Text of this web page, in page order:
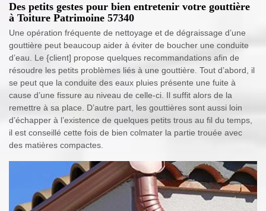
Des petits gestes pour bien entretenir votre gouttière
à Toiture Patrimoine 57340
Une opération fréquente de nettoyage et de dégraissage d’une
gouttière peut beaucoup aider à éviter de boucher une conduite
d’eau. Le {client] propose quelques recommandations afin de
résoudre les petits problèmes liés à une gouttière. Tout d’abord, il
se peut que la conduite des eaux pluies présente une fuite à
cause d’une fissure au niveau de celle-ci. Il suffit alors de la
remettre à sa place. D’autre part, les gouttières sont aussi loin
d’échapper à l’existence de quelques petits trous au fil du temps,
il est conseillé cette fois de bien colmater la partie trouée avec
des matières compactes.